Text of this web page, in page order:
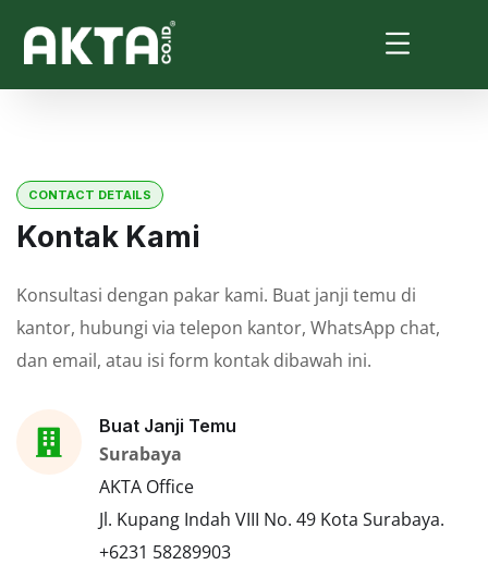
CONTACT DETAILS
Kontak Kami
Konsultasi dengan pakar kami. Buat janji temu di
kantor, hubungi via telepon kantor, WhatsApp chat,
dan email, atau isi form kontak dibawah ini.
Buat Janji Temu
Surabaya
AKTA Office
Jl. Kupang Indah VIII No. 49 Kota Surabaya.
+6231 58289903